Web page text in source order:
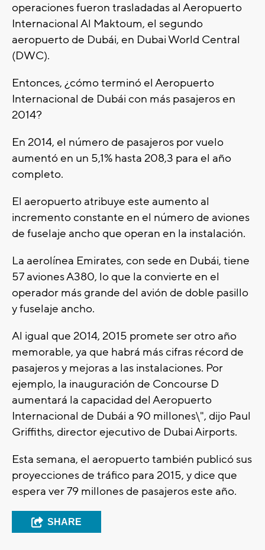
operaciones fueron trasladadas al Aeropuerto
Internacional Al Maktoum, el segundo
aeropuerto de Dubái, en Dubai World Central
(DWC).
Entonces, ¿cómo terminó el Aeropuerto
Internacional de Dubái con más pasajeros en
2014?
En 2014, el número de pasajeros por vuelo
aumentó en un 5,1% hasta 208,3 para el año
completo.
El aeropuerto atribuye este aumento al
incremento constante en el número de aviones
de fuselaje ancho que operan en la instalación.
La aerolínea Emirates, con sede en Dubái, tiene
57 aviones A380, lo que la convierte en el
operador más grande del avión de doble pasillo
y fuselaje ancho.
Al igual que 2014, 2015 promete ser otro año
memorable, ya que habrá más cifras récord de
pasajeros y mejoras a las instalaciones. Por
ejemplo, la inauguración de Concourse D
aumentará la capacidad del Aeropuerto
Internacional de Dubái a 90 millones\", dijo Paul
Griffiths, director ejecutivo de Dubai Airports.
Esta semana, el aeropuerto también publicó sus
proyecciones de tráfico para 2015, y dice que
espera ver 79 millones de pasajeros este año.
SHARE